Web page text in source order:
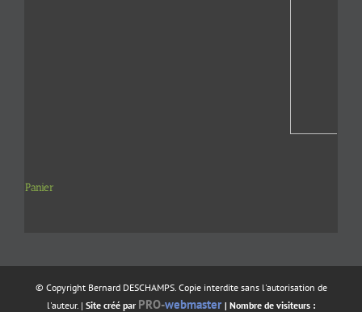
Panier
© Copyright Bernard DESCHAMPS. Copie interdite sans l'autorisation de
l'auteur. | Site créé par PRO-webmaster | Nombre de visiteurs :